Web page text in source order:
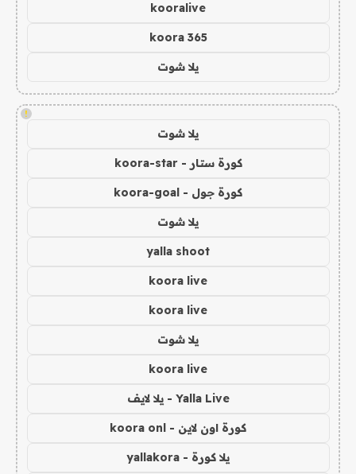
kooralive
koora 365
يلا شوت
!
يلا شوت
كورة ستار - koora-star
كورة جول - koora-goal
يلا شوت
yalla shoot
koora live
koora live
يلا شوت
koora live
Yalla Live - يلا لايف
كورة اون لاين - koora onl
يلا كورة - yallakora